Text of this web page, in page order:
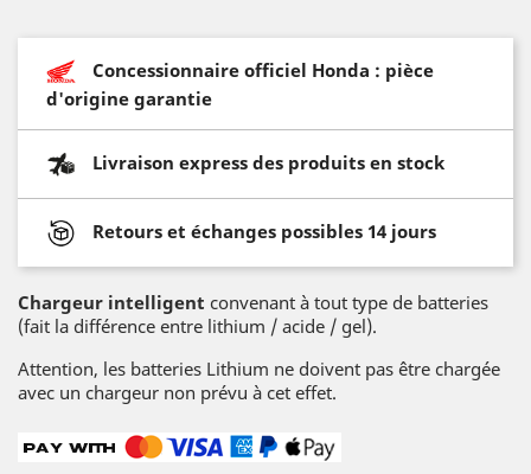
Concessionnaire officiel Honda : pièce
d'origine garantie
Livraison express des produits en stock
Retours et échanges possibles 14 jours
Chargeur intelligent convenant à tout type de batteries
(fait la différence entre lithium / acide / gel).
Attention, les batteries Lithium ne doivent pas être chargée
avec un chargeur non prévu à cet effet.